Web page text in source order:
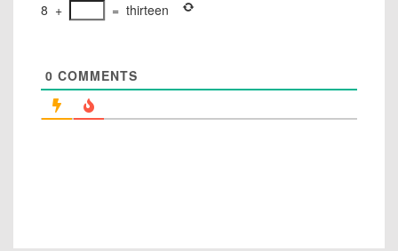
8 + = thirteen
0 COMMENTS